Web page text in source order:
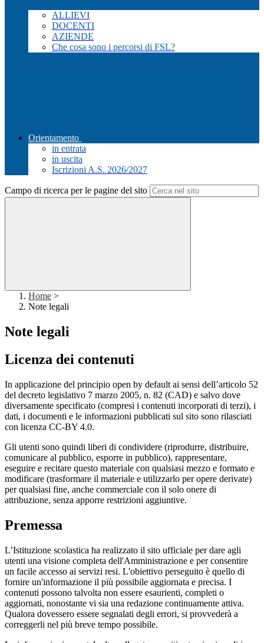
ALLIEVI
DOCENTI
AZIENDE
Che cosa sono i percorsi di FSL?
Orientamento
in entrata
in uscita
Iscrizioni A.S. 2026/2027
Campo di ricerca per le pagine del sito
Home >
Note legali
Note legali
Licenza dei contenuti
In applicazione del principio open by default ai sensi dell’articolo 52
del decreto legislativo 7 marzo 2005, n. 82 (CAD) e salvo dove
diversamente specificato (compresi i contenuti incorporati di terzi), i
dati, i documenti e le informazioni pubblicati sul sito sono rilasciati
con licenza CC-BY 4.0.
Gli utenti sono quindi liberi di condividere (riprodurre, distribuire,
comunicare al pubblico, esporre in pubblico), rappresentare,
eseguire e recitare questo materiale con qualsiasi mezzo e formato e
modificare (trasformare il materiale e utilizzarlo per opere derivate)
per qualsiasi fine, anche commerciale con il solo onere di
attribuzione, senza apporre restrizioni aggiuntive.
Premessa
L’Istituzione scolastica ha realizzato il sito ufficiale per dare agli
utenti una visione completa dell'Amministrazione e per consentire
un facile accesso ai servizi resi. L'obiettivo perseguito è quello di
fornire un'informazione il più possibile aggiornata e precisa. I
contenuti possono talvolta non essere esaurienti, completi o
aggiornati, nonostante vi sia una redazione continuamente attiva.
Qualora dovessero essere segnalati degli errori, si provvederà a
correggerli nel più breve tempo possibile.